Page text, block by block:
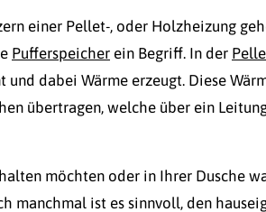
einer Pellet-, oder Holzheizung
Pufferspeicher ein Begriff. In der
dabei Wärme erzeugt. Diese
übertragen, welche über ein
möchten oder in Ihrer Dusche
manchmal ist es sinnvoll, den